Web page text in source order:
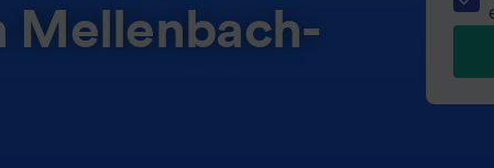
Mellenbach-